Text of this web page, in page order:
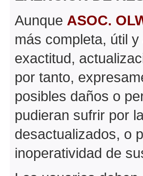
Aunque ASOC.
más completa, útil
exactitud,
por tanto,
posibles daños o
pudieran sufrir por
desactualizados, o
inoperatividad de